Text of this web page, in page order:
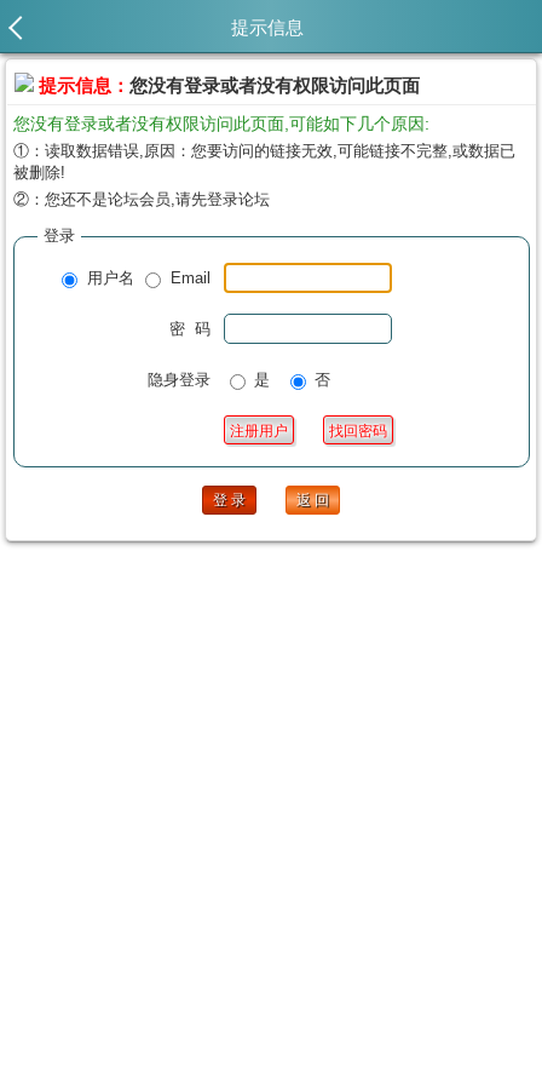
提示信息
提示信息： 您没有登录或者没有权限访问此页面
您没有登录或者没有权限访问此页面,可能如下几个原因:
①：读取数据错误,原因：您要访问的链接无效,可能链接不完整,或数据已
被删除!
②：您还不是论坛会员,请先登录论坛
登录
用户名 Email
密 码
隐身登录 是 否